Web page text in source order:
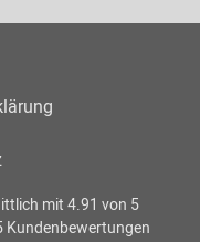
mit4.91 von 5
Kundenbewertungen